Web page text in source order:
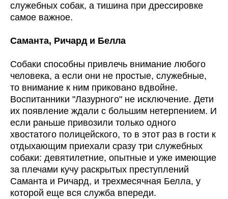
служебных собак, а тишина при дрессировке
самое важное.
Саманта, Ричард и Белла
Собаки способны привлечь внимание любого
человека, а если они не простые, служебные,
то внимание к ним приковано вдвойне.
Воспитанники "Лазурного" не исключение. Дети
их появление ждали с большим нетерпением. И
если раньше привозили только одного
хвостатого полицейского, то в этот раз в гости к
отдыхающим приехали сразу три служебных
собаки: девятилетние, опытные и уже имеющие
за плечами кучу раскрытых преступлений
Саманта и Ричард, и трехмесячная Белла, у
которой еще вся служба впереди.